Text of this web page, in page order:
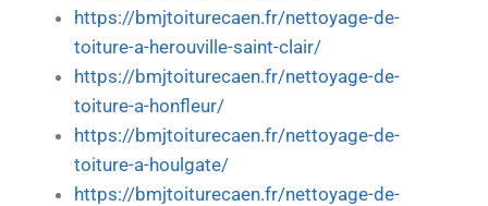
https://bmjtoiturecaen.fr/nettoyage-de-
toiture-a-herouville-saint-clair/
https://bmjtoiturecaen.fr/nettoyage-de-
toiture-a-honfleur/
https://bmjtoiturecaen.fr/nettoyage-de-
toiture-a-houlgate/
https://bmjtoiturecaen.fr/nettoyage-de-